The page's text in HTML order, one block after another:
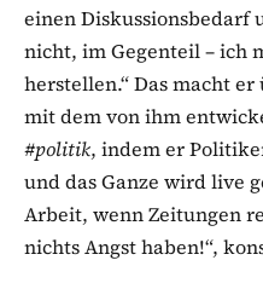
einen Diskussionsbedarf
nicht, im Gegenteil – ich
herstellen.“ Das macht
mit dem von ihm
#politik, indem er
und das Ganze wird live
Arbeit, wenn Zeitungen
nichts Angst haben!“,